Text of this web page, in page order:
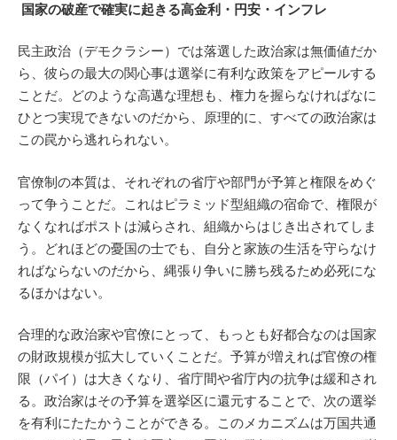
国家の破産で確実に起きる高金利・円安・インフレ
民主政治（デモクラシー）では落選した政治家は無価値だか
ら、彼らの最大の関心事は選挙に有利な政策をアピールする
ことだ。どのような高邁な理想も、権力を握らなければなに
ひとつ実現できないのだから、原理的に、すべての政治家は
この罠から逃れられない。
官僚制の本質は、それぞれの省庁や部門が予算と権限をめぐ
って争うことだ。これはピラミッド型組織の宿命で、権限が
なくなればポストは減らされ、組織からはじき出されてしま
う。どれほどの憂国の士でも、自分と家族の生活を守らなけ
ればならないのだから、縄張り争いに勝ち残るため必死にな
るほかはない。
合理的な政治家や官僚にとって、もっとも好都合なのは国家
の財政規模が拡大していくことだ。予算が増えれば官僚の権
限（パイ）は大きくなり、省庁間や省庁内の抗争は緩和され
る。政治家はその予算を選挙区に還元することで、次の選挙
を有利にたたかうことができる。このメカニズムは万国共通